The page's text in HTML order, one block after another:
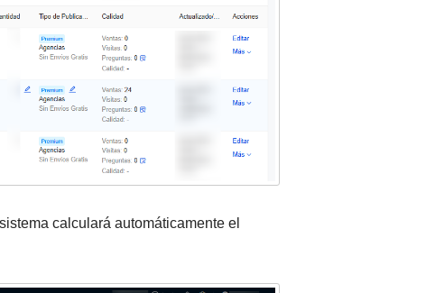
calculará automáticamente el